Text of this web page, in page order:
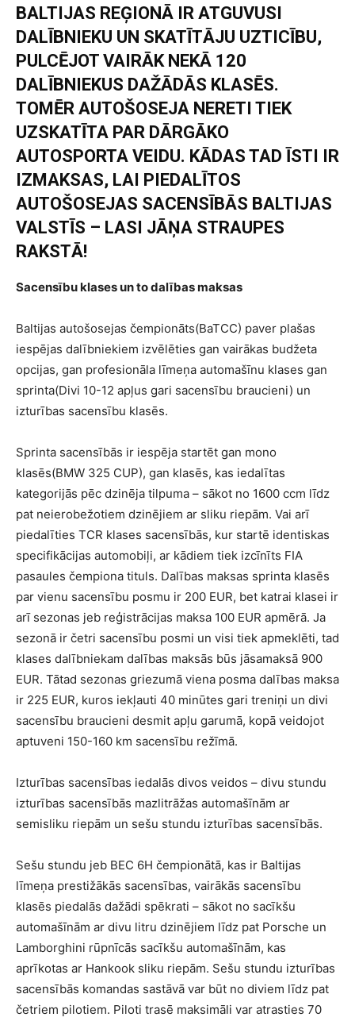
BALTIJAS REĢIONĀ IR ATGUVUSI
DALĪBNIEKU UN SKATĪTĀJU UZTICĪBU,
PULCĒJOT VAIRĀK NEKĀ 120
DALĪBNIEKUS DAŽĀDĀS KLASĒS.
TOMĒR AUTOŠOSEJA NERETI TIEK
UZSKATĪTA PAR DĀRGĀKO
AUTOSPORTA VEIDU. KĀDAS TAD ĪSTI IR
IZMAKSAS, LAI PIEDALĪTOS
AUTOŠOSEJAS SACENSĪBĀS BALTIJAS
VALSTĪS – LASI JĀŅA STRAUPES
RAKSTĀ!
Sacensību klases un to dalības maksas
Baltijas autošosejas čempionāts(BaTCC) paver plašas
iespējas dalībniekiem izvēlēties gan vairākas budžeta
opcijas, gan profesionāla līmeņa automašīnu klases gan
sprinta(Divi 10-12 apļus gari sacensību braucieni) un
izturības sacensību klasēs.
Sprinta sacensībās ir iespēja startēt gan mono
klasēs(BMW 325 CUP), gan klasēs, kas iedalītas
kategorijās pēc dzinēja tilpuma – sākot no 1600 ccm līdz
pat neierobežotiem dzinējiem ar sliku riepām. Vai arī
piedalīties TCR klases sacensībās, kur startē identiskas
specifikācijas automobiļi, ar kādiem tiek izcīnīts FIA
pasaules čempiona tituls. Dalības maksas sprinta klasēs
par vienu sacensību posmu ir 200 EUR, bet katrai klasei ir
arī sezonas jeb reģistrācijas maksa 100 EUR apmērā. Ja
sezonā ir četri sacensību posmi un visi tiek apmeklēti, tad
klases dalībniekam dalības maksās būs jāsamaksā 900
EUR. Tātad sezonas griezumā viena posma dalības maksa
ir 225 EUR, kuros iekļauti 40 minūtes gari treniņi un divi
sacensību braucieni desmit apļu garumā, kopā veidojot
aptuveni 150-160 km sacensību režīmā.
Izturības sacensības iedalās divos veidos – divu stundu
izturības sacensībās mazlitrāžas automašīnām ar
semisliku riepām un sešu stundu izturības sacensībās.
Sešu stundu jeb BEC 6H čempionātā, kas ir Baltijas
līmeņa prestižākās sacensības, vairākās sacensību
klasēs piedalās dažādi spēkrati – sākot no sacīkšu
automašīnām ar divu litru dzinējiem līdz pat Porsche un
Lamborghini rūpnīcās sacīkšu automašīnām, kas
aprīkotas ar Hankook sliku riepām. Sešu stundu izturības
sacensībās komandas sastāvā var būt no diviem līdz pat
četriem pilotiem. Piloti trasē maksimāli var atrasties 70